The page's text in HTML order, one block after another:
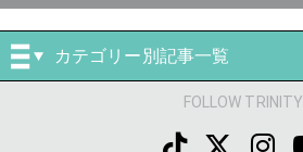
カテゴリー別記事一覧
FOLLOW TRINITY